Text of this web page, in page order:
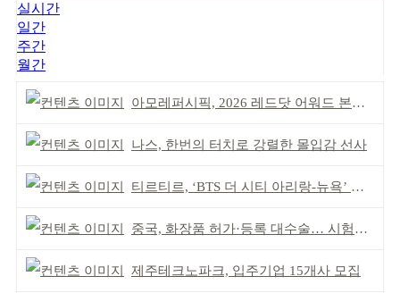
실시간
일간
주간
월간
아모레퍼시픽, 2026 레드닷 어워드 본상 2개 수상
나스, 한번의 터치로 강렬한 몰입감 선사
티르티르, ‘BTS 더 시티 아리랑-뉴욕’ 참여
중국, 화장품 허가·등록 대수술… 시험자료 공용 허용
제주테크노파크, 입주기업 15개사 모집